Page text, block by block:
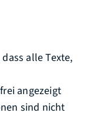
alle Texte,
angezeigt
sind nicht